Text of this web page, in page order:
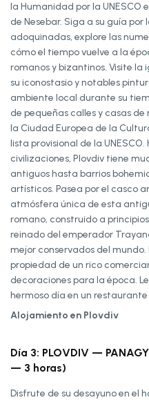
la Humanidad por la
de Nesebar. Siga a su guía
adoquinadas, explore las
cómo el tiempo vuelve a la
romanos y bizantinos. Visite la
su iconostasio y notables
ambiente local durante su
de pequeñas calles y casas
la Ciudad Europea de la
lista provisional de la
civilizaciones, Plovdiv tiene
antiguos hasta barrios
artísticos. Pasea por el casco
atmósfera única de esta
romano, construido a
reinado del emperador
mejor conservados del mundo.
propiedad de un rico
decoraciones para la época.
hermoso día en un
Alojamiento en Plovdiv
Día 3: PLOVDIV —
— 3 horas)
Disfrute de su desayuno en el